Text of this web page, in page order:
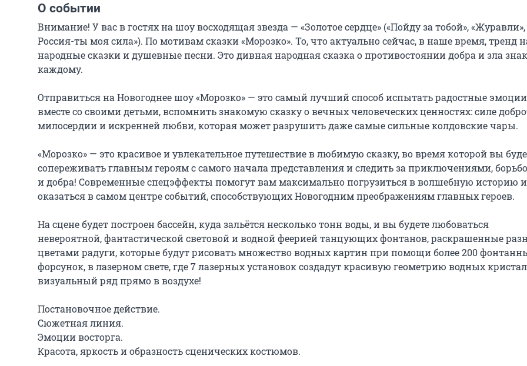
О событии
Внимание! У вас в гостях на шоу восходящая звезда — «Золотое сердце» («Пойду за тобой», «Журавли»,
Россия-ты моя сила»). По мотивам сказки «Морозко». То, что актуально сейчас, в наше время, тренд
народные сказки и душевные песни. Это дивная народная сказка о противостоянии добра и зла
каждому.
Отправиться на Новогоднее шоу «Морозко» — это самый лучший способ испытать радостные эмоции
вместе со своими детьми, вспомнить знакомую сказку о вечных человеческих ценностях: силе
милосердии и искренней любви, которая может разрушить даже самые сильные колдовские чары.
«Морозко» — это красивое и увлекательное путешествие в любимую сказку, во время которой вы
сопереживать главным героям с самого начала представления и следить за приключениями,
и добра! Современные спецэффекты помогут вам максимально погрузиться в волшебную историю и
оказаться в самом центре событий, способствующих Новогодним преображениям главных героев.
На сцене будет построен бассейн, куда зальётся несколько тонн воды, и вы будете любоваться
невероятной, фантастической световой и водной феерией танцующих фонтанов, раскрашенные
цветами радуги, которые будут рисовать множество водных картин при помощи более 200
форсунок, в лазерном свете, где 7 лазерных установок создадут красивую геометрию водных
визуальный ряд прямо в воздухе!
Постановочное действие.
Сюжетная линия.
Эмоции восторга.
Красота, яркость и образность сценических костюмов.